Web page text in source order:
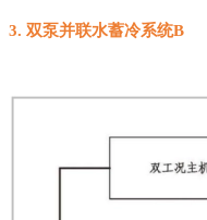
3. 双泵并联水蓄冷系统B